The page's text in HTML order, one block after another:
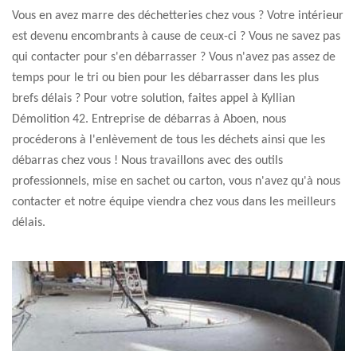
Vous en avez marre des déchetteries chez vous ? Votre intérieur
est devenu encombrants à cause de ceux-ci ? Vous ne savez pas
qui contacter pour s'en débarrasser ? Vous n'avez pas assez de
temps pour le tri ou bien pour les débarrasser dans les plus
brefs délais ? Pour votre solution, faites appel à Kyllian
Démolition 42. Entreprise de débarras à Aboen, nous
procéderons à l'enlèvement de tous les déchets ainsi que les
débarras chez vous ! Nous travaillons avec des outils
professionnels, mise en sachet ou carton, vous n'avez qu'à nous
contacter et notre équipe viendra chez vous dans les meilleurs
délais.